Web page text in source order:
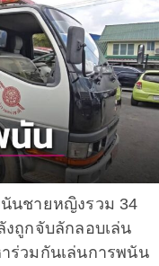
นชายหญิงรวม 34
ถูกจับลักลอบเล่น
ร่วมกันเล่นการพนัน